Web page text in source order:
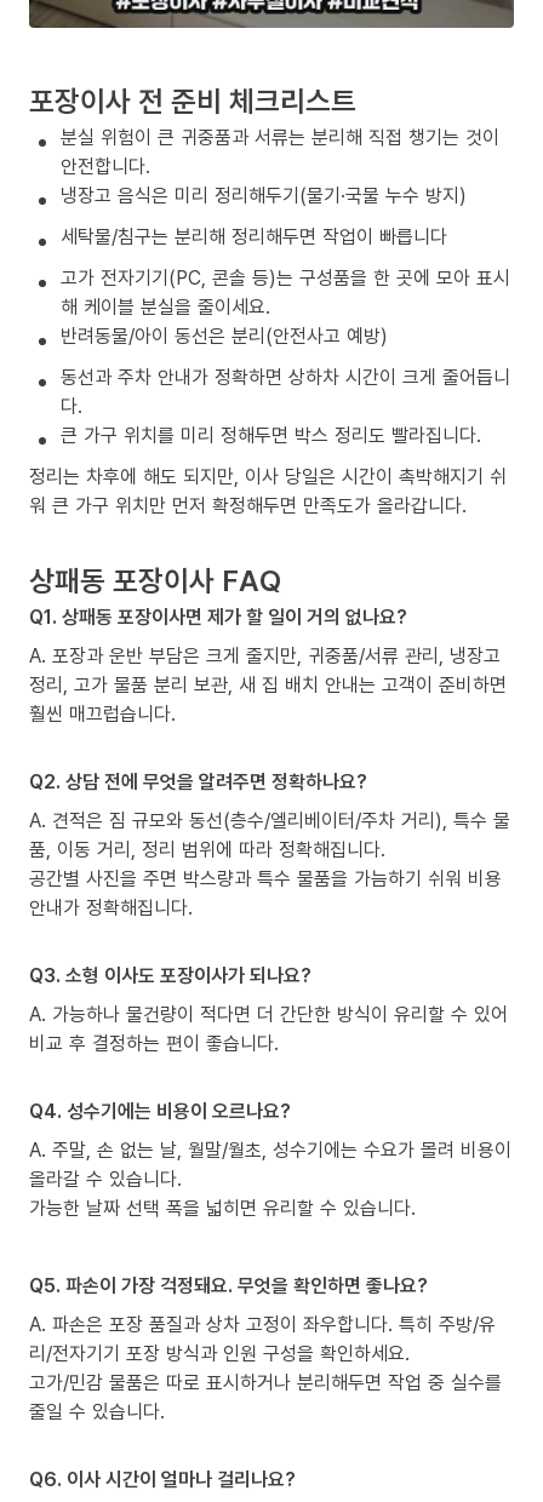
포장이사 전 준비 체크리스트
분실 위험이 큰 귀중품과 서류는 분리해 직접 챙기는 것이
안전합니다.
냉장고 음식은 미리 정리해두기(물기·국물 누수 방지)
세탁물/침구는 분리해 정리해두면 작업이 빠릅니다
고가 전자기기(PC, 콘솔 등)는 구성품을 한 곳에 모아 표시
해 케이블 분실을 줄이세요.
반려동물/아이 동선은 분리(안전사고 예방)
동선과 주차 안내가 정확하면 상하차 시간이 크게 줄어듭니
다.
큰 가구 위치를 미리 정해두면 박스 정리도 빨라집니다.
정리는 차후에 해도 되지만, 이사 당일은 시간이 촉박해지기 쉬
워 큰 가구 위치만 먼저 확정해두면 만족도가 올라갑니다.
상패동 포장이사 FAQ
Q1. 상패동 포장이사면 제가 할 일이 거의 없나요?
A. 포장과 운반 부담은 크게 줄지만, 귀중품/서류 관리, 냉장고
정리, 고가 물품 분리 보관, 새 집 배치 안내는 고객이 준비하면
훨씬 매끄럽습니다.
Q2. 상담 전에 무엇을 알려주면 정확하나요?
A. 견적은 짐 규모와 동선(층수/엘리베이터/주차 거리), 특수 물
품, 이동 거리, 정리 범위에 따라 정확해집니다.
공간별 사진을 주면 박스량과 특수 물품을 가늠하기 쉬워 비용
안내가 정확해집니다.
Q3. 소형 이사도 포장이사가 되나요?
A. 가능하나 물건량이 적다면 더 간단한 방식이 유리할 수 있어
비교 후 결정하는 편이 좋습니다.
Q4. 성수기에는 비용이 오르나요?
A. 주말, 손 없는 날, 월말/월초, 성수기에는 수요가 몰려 비용이
올라갈 수 있습니다.
가능한 날짜 선택 폭을 넓히면 유리할 수 있습니다.
Q5. 파손이 가장 걱정돼요. 무엇을 확인하면 좋나요?
A. 파손은 포장 품질과 상차 고정이 좌우합니다. 특히 주방/유
리/전자기기 포장 방식과 인원 구성을 확인하세요.
고가/민감 물품은 따로 표시하거나 분리해두면 작업 중 실수를
줄일 수 있습니다.
Q6. 이사 시간이 얼마나 걸리나요?